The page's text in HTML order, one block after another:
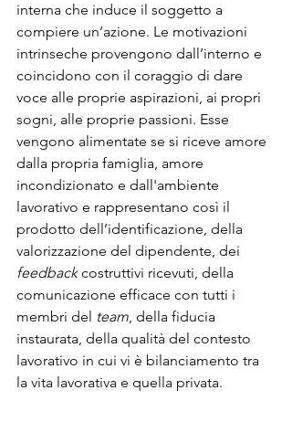
interna che induce il soggetto a
compiere un’azione. Le motivazioni
intrinseche provengono dall’interno e
coincidono con il coraggio di dare
voce alle proprie aspirazioni, ai propri
sogni, alle proprie passioni. Esse
vengono alimentate se si riceve amore
dalla propria famiglia, amore
incondizionato e dall'ambiente
lavorativo e rappresentano così il
prodotto dell’identificazione, della
valorizzazione del dipendente, dei
feedback costruttivi ricevuti, della
comunicazione efficace con tutti i
membri del team, della fiducia
instaurata, della qualità del contesto
lavorativo in cui vi è bilanciamento tra
la vita lavorativa e quella privata.